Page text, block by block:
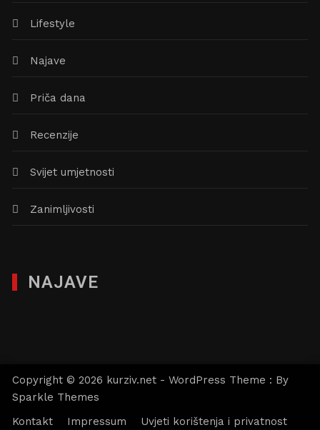
Lifestyle
Najave
Priča dana
Recenzije
Svijet umjetnosti
Zanimljivosti
NAJAVE
Copyright © 2026 kurziv.net - WordPress Theme : By
Sparkle Themes
Kontakt
Impressum Uvjeti korištenja i privatnost